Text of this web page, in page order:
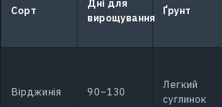
Сорт
Дні для
вирощування
Ґрунт
Вірджинія 90–130
Легкий
суглинок